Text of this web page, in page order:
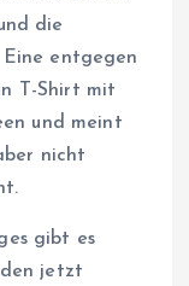
die
entgegen
T-Shirt mit
und meint
nicht
gibt es
den jetzt